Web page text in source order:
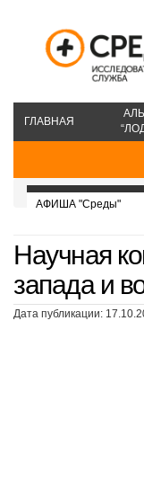
ГЛАВНАЯ
АФИША "Среды"
Научная
запада и
Дата публикации: